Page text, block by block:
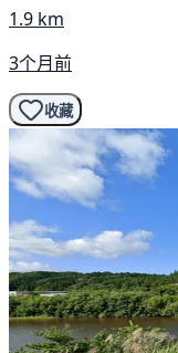
1.9 km
3个月前
收藏